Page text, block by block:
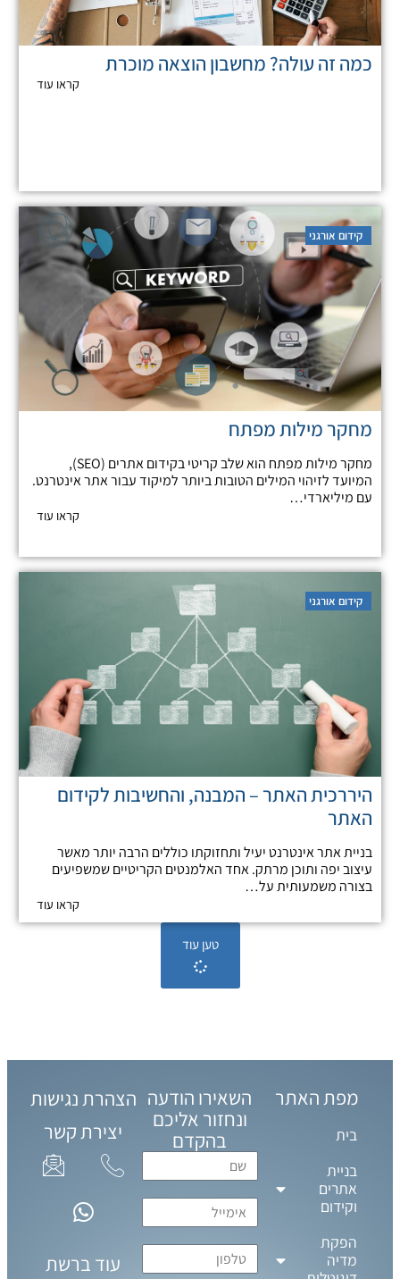
כמה זה עולה? מחשבון הוצאה מוכרת
קראו עוד
קידום אורגני
מחקר מילות מפתח
מחקר מילות מפתח הוא שלב קריטי בקידום אתרים (SEO),
המיועד לזיהוי המילים הטובות ביותר למיקוד עבור אתר אינטרנט.
עם מיליארדי…
קראו עוד
קידום אורגני
היררכית האתר – המבנה, והחשיבות לקידום
האתר
בניית אתר אינטרנט יעיל ותחזוקתו כוללים הרבה יותר מאשר
עיצוב יפה ותוכן מרתק. אחד האלמנטים הקריטיים שמשפיעים
בצורה משמעותית על…
קראו עוד
טען עוד
מפת האתר
בית
בניית
אתרים
וקידום
הפקת
מדיה
השאירו הודעה
ונחזור אליכם
בהקדם
הצהרת נגישות
יצירת קשר
עוד ברשת